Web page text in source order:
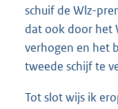
schuif de Wlz-
dat ook door het
verhogen en het
tweede schijf te
Tot slot wijs ik